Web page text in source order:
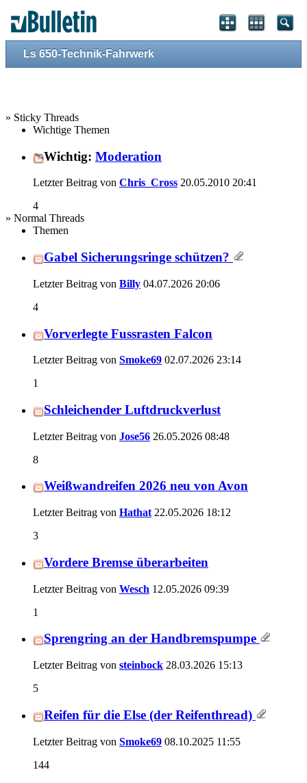
Ls 650-Technik-Fahrwerk
» Sticky Threads
Wichtige Themen
Wichtig: Moderation
Letzter Beitrag von Chris_Cross 20.05.2010 20:41
4
» Normal Threads
Themen
Gabel Sicherungsringe schützen?
Letzter Beitrag von Billy 04.07.2026 20:06
4
Vorverlegte Fussrasten Falcon
Letzter Beitrag von Smoke69 02.07.2026 23:14
1
Schleichender Luftdruckverlust
Letzter Beitrag von Jose56 26.05.2026 08:48
8
Weißwandreifen 2026 neu von Avon
Letzter Beitrag von Hathat 22.05.2026 18:12
3
Vordere Bremse überarbeiten
Letzter Beitrag von Wesch 12.05.2026 09:39
1
Sprengring an der Handbremspumpe
Letzter Beitrag von steinbock 28.03.2026 15:13
5
Reifen für die Else (der Reifenthread)
Letzter Beitrag von Smoke69 08.10.2025 11:55
144